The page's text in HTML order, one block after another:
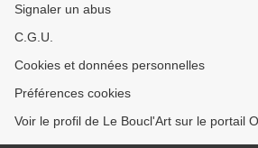
Signaler un abus
C.G.U.
Cookies et données personnelles
Préférences cookies
Voir le profil de Le Boucl'Art sur le portail